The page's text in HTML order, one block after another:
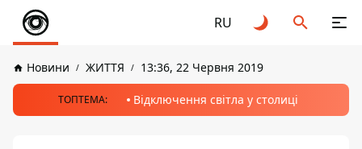
RU
Новини ЖИТТЯ 13:36, 22 Червня 2019
ТОПТЕМА: Відключення світла у столиці